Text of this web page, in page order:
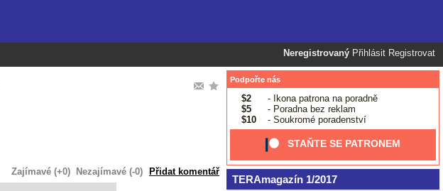
Neregistrovaný Přihlásit Registrovat
Zajímavé (+0)
Nezajímavé (-0) Přidat komentář
Podpořte nás
$2
- Ikona patrona na poradně
$5
- Poradna bez reklam
$10
- Soukromé poradenství
STAŇTE SE PATRONEM
TERAmagazín 1/2017